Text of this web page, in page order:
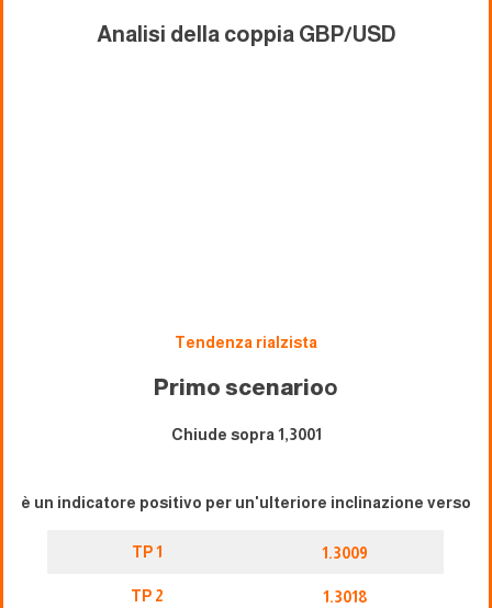
Analisi della coppia GBP/USD
Tendenza rialzista
Primo scenarioo
Chiude sopra 1,3001
è un indicatore positivo per un'ulteriore inclinazione verso
TP 1 1.3009
TP 2 1.3018